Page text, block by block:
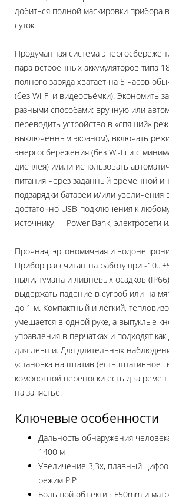
добиться полной маскировки прибора
суток.
Продуманная система
пара встроенных аккумуляторов типа
полного заряда хватает на 5 часов
(без Wi-Fi и видеосъёмки). Экономить
разными способами: вручную или
переводить устройство в «спящий»
выключенным экраном), включать
энергосбережения (без Wi-Fi и с
дисплея) и/или использовать
питания через заданный временной
подзарядки батареи и/или
достаточно USB-подключения к
источнику — Power Bank, электросети
Прочная, эргономичная и
Прибор рассчитан на работу при -
пыли, тумана и ливневых осадков
выдержать падение в сугроб или на
до 1 м. Компактный и лёгкий,
умещается в одной руке, а выпуклые
управления в перчатках и подходят
для левши. Для длительных
установка на штатив (есть штативное
комфортной переноски есть два
на запястье.
Ключевые особенности
Дальность обнаружения
1400 м
Увеличение 3,3x, плавный
режим PiP
Большой объектив F50mm и